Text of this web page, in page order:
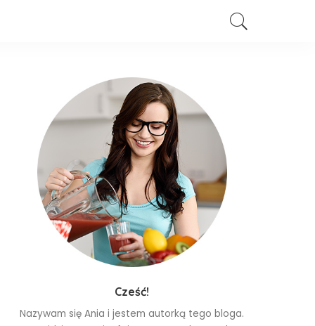
Cześć!
Nazywam się Ania i jestem autorką tego bloga.